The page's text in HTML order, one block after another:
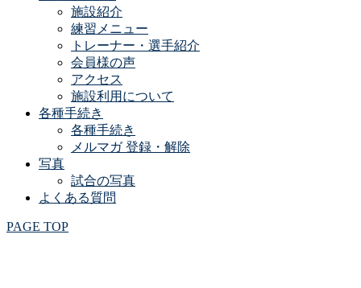
施設紹介
練習メニュー
トレーナー・選手紹介
会員様の声
アクセス
施設利用について
各種手続き
各種手続き
メルマガ 登録・解除
写真
試合の写真
よくある質問
PAGE TOP